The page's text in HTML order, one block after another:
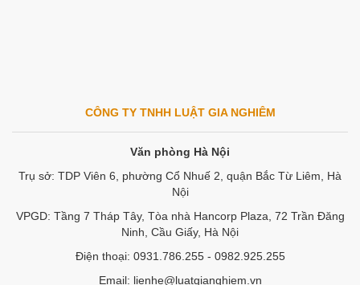
CÔNG TY TNHH LUẬT GIA NGHIÊM
Văn phòng Hà Nội
Trụ sở: TDP Viên 6, phường Cổ Nhuế 2, quận Bắc Từ Liêm, Hà
Nội
VPGD: Tầng 7 Tháp Tây, Tòa nhà Hancorp Plaza, 72 Trần Đăng
Ninh, Cầu Giấy, Hà Nội
Điện thoại: 0931.786.255 - 0982.925.255
Email: lienhe@luatgianghiem.vn